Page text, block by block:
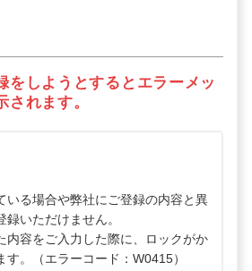
をしようとするとエラーメッ
されます。
いる場合や弊社にご登録の内容と異
いただけません。
内容をご入力した際に、ロックがか
。（エラーコード：W0415）